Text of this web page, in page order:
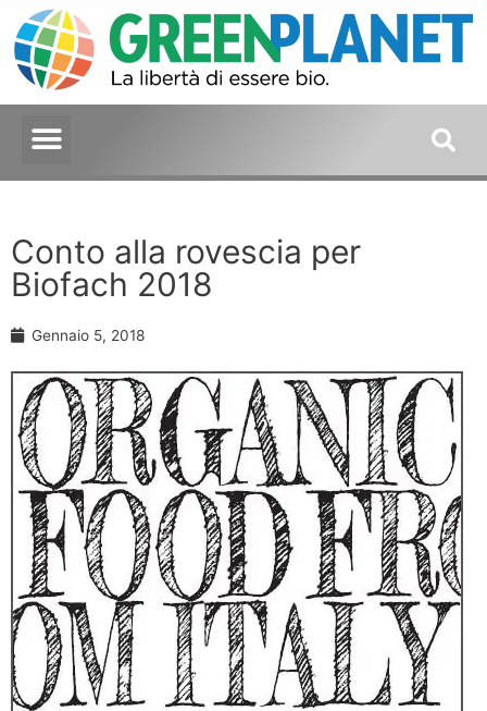
Conto alla rovescia per
Biofach 2018
Gennaio 5, 2018